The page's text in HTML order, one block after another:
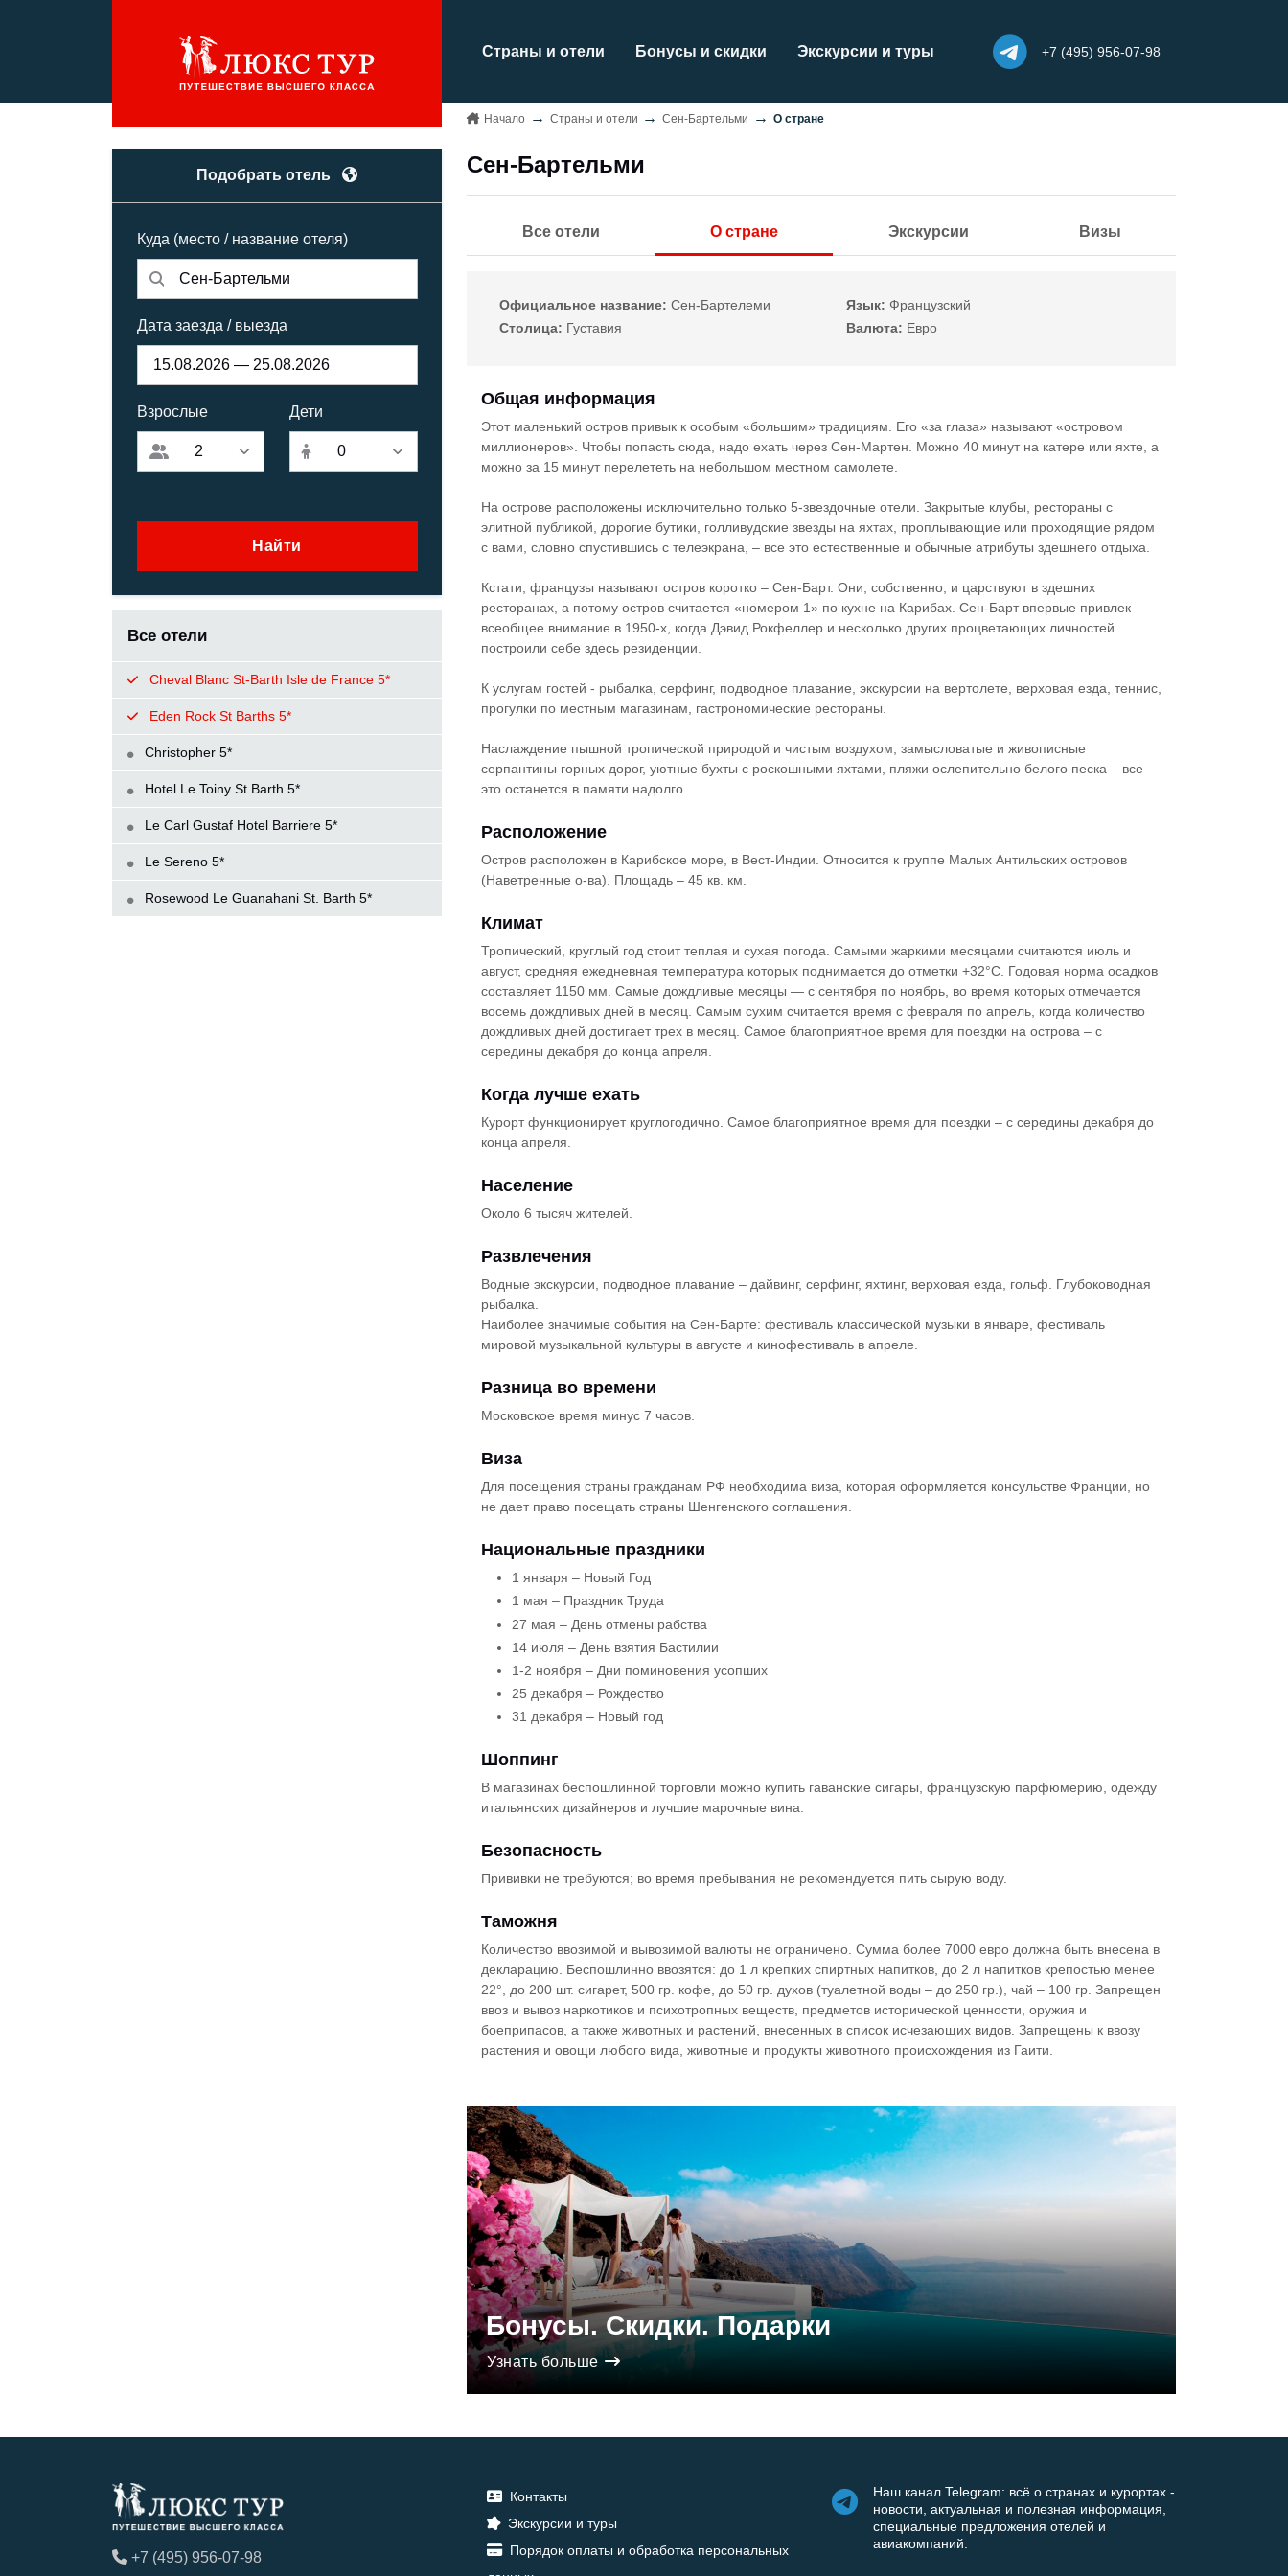
Страны и отели Бонусы и скидки Экскурсии и туры +7 (495) 956-07-98
Подобрать отель
Куда (место / название отеля)
Дата заезда / выезда
Взрослые Дети
Найти
Все отели
Cheval Blanc St-Barth Isle de France 5*
Eden Rock St Barths 5*
Christopher 5*
Hotel Le Toiny St Barth 5*
Le Carl Gustaf Hotel Barriere 5*
Le Sereno 5*
Rosewood Le Guanahani St. Barth 5*
Начало Страны и отели Сен-Бартельми О стране
Сен-Бартельми
Все отели О стране Экскурсии Визы
Официальное название: Сен-Бартелеми
Столица: Густавия
Язык: Французский
Валюта: Евро
Общая информация
Этот маленький остров привык к особым «большим» традициям. Его «за глаза» называют «островом
миллионеров». Чтобы попасть сюда, надо ехать через Сен-Мартен. Можно 40 минут на катере или яхте, а
можно за 15 минут перелететь на небольшом местном самолете.
На острове расположены исключительно только 5-звездочные отели. Закрытые клубы, рестораны с
элитной публикой, дорогие бутики, голливудские звезды на яхтах, проплывающие или проходящие рядом
с вами, словно спустившись с телеэкрана, – все это естественные и обычные атрибуты здешнего отдыха.
Кстати, французы называют остров коротко – Сен-Барт. Они, собственно, и царствуют в здешних
ресторанах, а потому остров считается «номером 1» по кухне на Карибах. Сен-Барт впервые привлек
всеобщее внимание в 1950-х, когда Дэвид Рокфеллер и несколько других процветающих личностей
построили себе здесь резиденции.
К услугам гостей - рыбалка, серфинг, подводное плавание, экскурсии на вертолете, верховая езда, теннис,
прогулки по местным магазинам, гастрономические рестораны.
Наслаждение пышной тропической природой и чистым воздухом, замысловатые и живописные
серпантины горных дорог, уютные бухты с роскошными яхтами, пляжи ослепительно белого песка – все
это останется в памяти надолго.
Расположение
Остров расположен в Карибское море, в Вест-Индии. Относится к группе Малых Антильских островов
(Наветренные о-ва). Площадь – 45 кв. км.
Климат
Тропический, круглый год стоит теплая и сухая погода. Самыми жаркими месяцами считаются июль и
август, средняя ежедневная температура которых поднимается до отметки +32°С. Годовая норма осадков
составляет 1150 мм. Самые дождливые месяцы — с сентября по ноябрь, во время которых отмечается
восемь дождливых дней в месяц. Самым сухим считается время с февраля по апрель, когда количество
дождливых дней достигает трех в месяц. Самое благоприятное время для поездки на острова – с
середины декабря до конца апреля.
Когда лучше ехать
Курорт функционирует круглогодично. Самое благоприятное время для поездки – с середины декабря до
конца апреля.
Население
Около 6 тысяч жителей.
Развлечения
Водные экскурсии, подводное плавание – дайвинг, серфинг, яхтинг, верховая езда, гольф. Глубоководная
рыбалка.
Наиболее значимые события на Сен-Барте: фестиваль классической музыки в январе, фестиваль
мировой музыкальной культуры в августе и кинофестиваль в апреле.
Разница во времени
Московское время минус 7 часов.
Виза
Для посещения страны гражданам РФ необходима виза, которая оформляется консульстве Франции, но
не дает право посещать страны Шенгенского соглашения.
Национальные праздники
1 января – Новый Год
1 мая – Праздник Труда
27 мая – День отмены рабства
14 июля – День взятия Бастилии
1-2 ноября – Дни поминовения усопших
25 декабря – Рождество
31 декабря – Новый год
Шоппинг
В магазинах беспошлинной торговли можно купить гаванские сигары, французскую парфюмерию, одежду
итальянских дизайнеров и лучшие марочные вина.
Безопасность
Прививки не требуются; во время пребывания не рекомендуется пить сырую воду.
Таможня
Количество ввозимой и вывозимой валюты не ограничено. Сумма более 7000 евро должна быть внесена в
декларацию. Беспошлинно ввозятся: до 1 л крепких спиртных напитков, до 2 л напитков крепостью менее
22°, до 200 шт. сигарет, 500 гр. кофе, до 50 гр. духов (туалетной воды – до 250 гр.), чай – 100 гр. Запрещен
ввоз и вывоз наркотиков и психотропных веществ, предметов исторической ценности, оружия и
боеприпасов, а также животных и растений, внесенных в список исчезающих видов. Запрещены к ввозу
растения и овощи любого вида, животные и продукты животного происхождения из Гаити.
Бонусы. Скидки. Подарки
Узнать больше
+7 (495) 956-07-98
Контакты
Экскурсии и туры
Порядок оплаты и обработка персональных
Наш канал Telegram: всё о странах и курортах -
новости, актуальная и полезная информация,
специальные предложения отелей и
авиакомпаний.